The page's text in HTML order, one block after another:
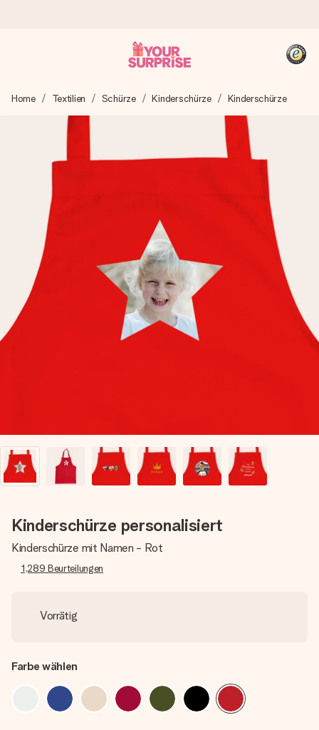
Wir bereiten dein Geschenk sorgfältig vor und schicken es
blitzschnell – damit du es genau zum richtigen Zeitpunkt
überreichen kannst, wenn es am meisten zählt.
4,8 (basierend auf +15.000 Bewertungen)
Unsere Geschenke begeistern. Kunden bewerten uns mit
4,8 bei Google Reviews (Gesamtergebnis aller Länder, in
die wir versenden).
+49 39292 929695
Montag - Freitag : 8:30 - 17:00 Uhr
Samstag - Sonntag : 8:30 - 13:00 Uhr
Home Textilien Schürze Kinderschürze Kinderschürze
Kinderschürze personalisiert
Kinderschürze mit Namen - Rot
1,289 Beurteilungen
Vorrätig
Farbe wählen